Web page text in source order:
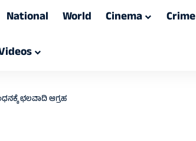
National World Cinema Crime
ಛಲವಾದಿ ಆಗ್ರಹ